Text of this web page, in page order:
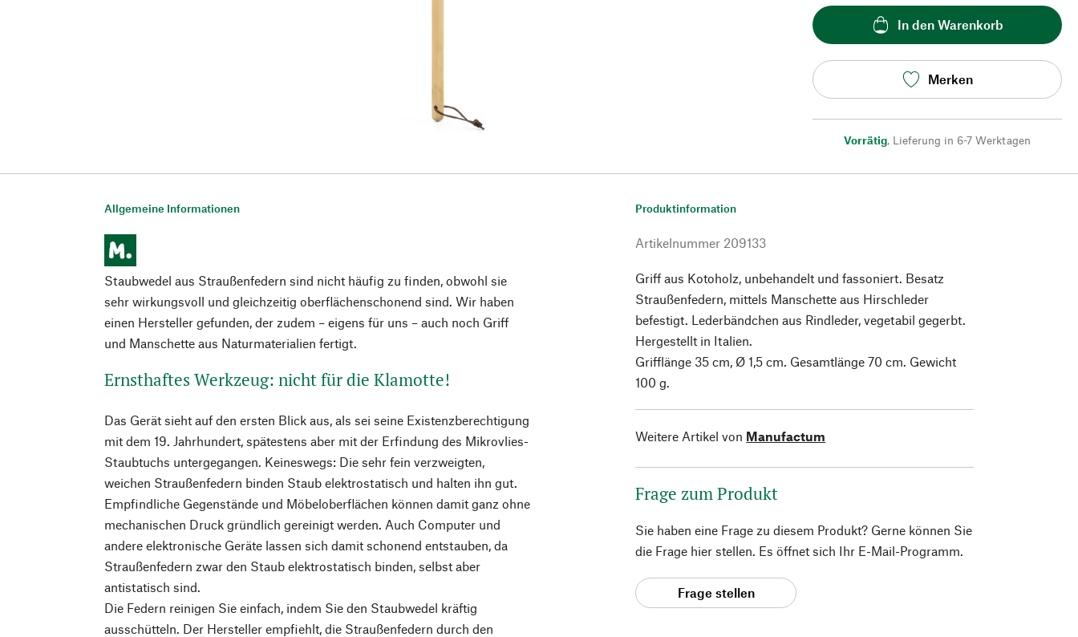
In den Warenkorb
Merken
Vorrätig, Lieferung in 6-7 Werktagen
Allgemeine Informationen
Staubwedel aus Straußenfedern sind nicht häufig zu finden, obwohl sie
sehr wirkungsvoll und gleichzeitig oberflächenschonend sind. Wir haben
einen Hersteller gefunden, der zudem – eigens für uns – auch noch Griff
und Manschette aus Naturmaterialien fertigt.
Ernsthaftes Werkzeug: nicht für die Klamotte!
Das Gerät sieht auf den ersten Blick aus, als sei seine Existenzberechtigung
mit dem 19. Jahrhundert, spätestens aber mit der Erfindung des Mikrovlies-
Staubtuchs untergegangen. Keineswegs: Die sehr fein verzweigten,
weichen Straußenfedern binden Staub elektrostatisch und halten ihn gut.
Empfindliche Gegenstände und Möbeloberflächen können damit ganz ohne
mechanischen Druck gründlich gereinigt werden. Auch Computer und
andere elektronische Geräte lassen sich damit schonend entstauben, da
Straußenfedern zwar den Staub elektrostatisch binden, selbst aber
antistatisch sind.
Die Federn reinigen Sie einfach, indem Sie den Staubwedel kräftig
ausschütteln. Der Hersteller empfiehlt, die Straußenfedern durch den
Produktinformation
Artikelnummer 209133
Griff aus Kotoholz, unbehandelt und fassoniert. Besatz
Straußenfedern, mittels Manschette aus Hirschleder
befestigt. Lederbändchen aus Rindleder, vegetabil gegerbt.
Hergestellt in Italien.
Grifflänge 35 cm, Ø 1,5 cm. Gesamtlänge 70 cm. Gewicht
100 g.
Weitere Artikel von Manufactum
Frage zum Produkt
Sie haben eine Frage zu diesem Produkt? Gerne können Sie
die Frage hier stellen. Es öffnet sich Ihr E-Mail-Programm.
Frage stellen